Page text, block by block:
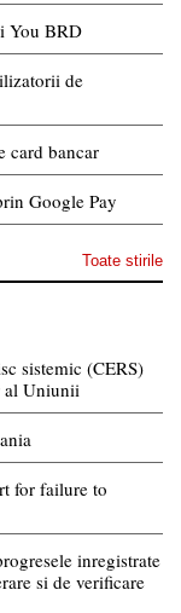
You BRD
de
card bancar
Google Pay
Toate stirile
sistemic (CERS)
al Uniunii
for failure to
inregistrate
si de verificare